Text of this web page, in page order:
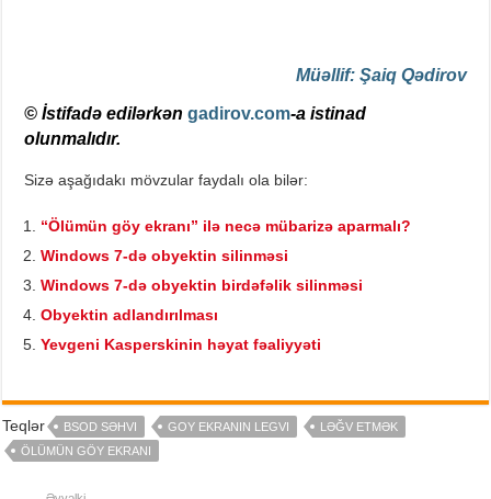
Müəllif: Şaiq Qədirov
© İstifadə edilərkəngadirov.com-a istinad
olunmalıdır.
Sizə aşağıdakı mövzular faydalı ola bilər:
“Ölümün göy ekranı” ilə necə mübarizə aparmalı?
Windows 7-də obyektin silinməsi
Windows 7-də obyektin birdəfəlik silinməsi
Obyektin adlandırılması
Yevgeni Kasperskinin həyat fəaliyyəti
Teqlər BSOD SƏHVI GOY EKRANIN LEGVI
LƏĞV ETMƏK
ÖLÜMÜN GÖY EKRANI